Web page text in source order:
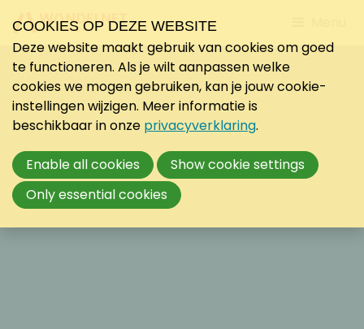
to
COOKIES OP DEZE WEBSITE
Deze website maakt gebruik van cookies om goed
te functioneren. Als je wilt aanpassen welke
cookies we mogen gebruiken, kan je jouw cookie-
instellingen wijzigen. Meer informatie is
beschikbaar in onze privacyverklaring.
Enable all cookies
Show cookie settings
Only essential cookies